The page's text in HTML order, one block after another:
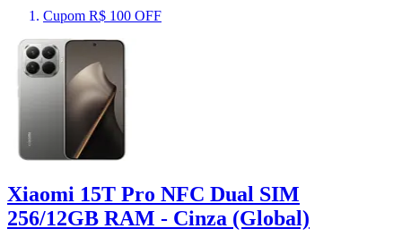
Cupom R$ 100 OFF
Xiaomi 15T Pro NFC Dual SIM
256/12GB RAM - Cinza (Global)